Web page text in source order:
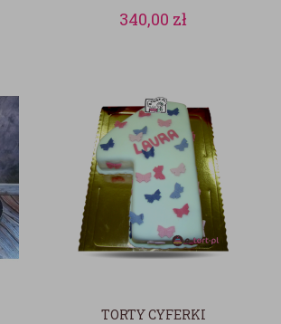
340,00 zł
TORTY CYFERKI